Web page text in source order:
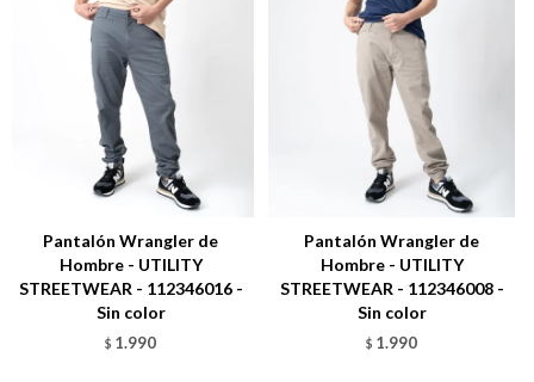
Pantalón Wrangler de
Hombre - UTILITY
STREETWEAR - 112346016 -
Sin color
$ 1.990
Pantalón Wrangler de
Hombre - UTILITY
STREETWEAR - 112346008 -
Sin color
$ 1.990